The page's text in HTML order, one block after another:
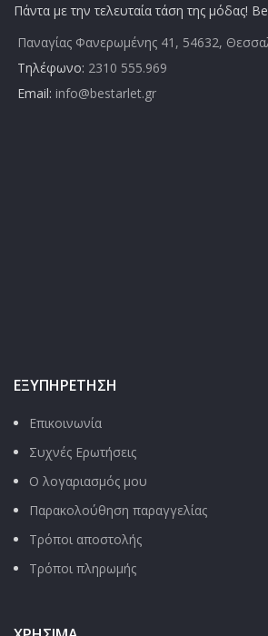
Πάντα με την τελευταία τάση της μόδας!
Παναγίας Φανερωμένης 41, 54632,
Τηλέφωνο: 2310 555.969
Email: info@bestarlet.gr
ΕΞΥΠΗΡΈΤΗΣΗ
Επικοινωνία
Συχνές Ερωτήσεις
Ο λογαριασμός μου
Παρακολούθηση παραγγελίας
Τρόποι αποστολής
Τρόποι πληρωμής